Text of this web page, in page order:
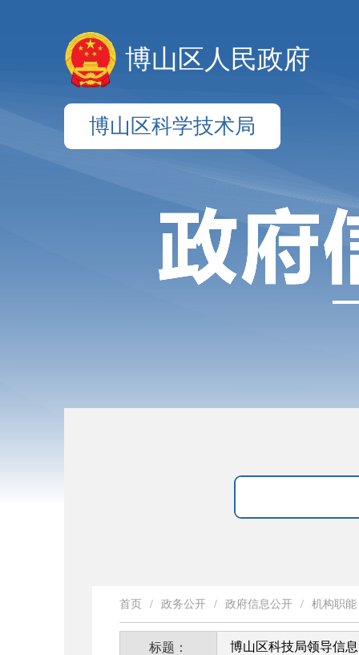
博山区人民政府
博山区科学技术局
首页 / 政务公开 / 政府信息公开 / 机构职能
标题： 博山区科技局领导信息